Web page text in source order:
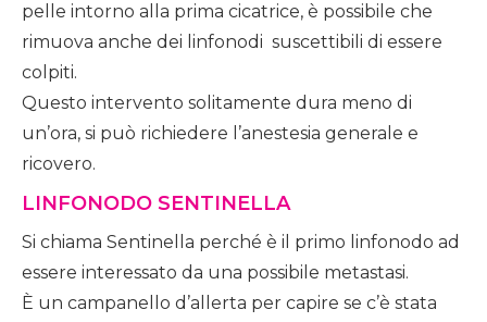
pelle intorno alla prima cicatrice, è possibile che
rimuova anche dei linfonodi suscettibili di essere
colpiti.
Questo intervento solitamente dura meno di
un’ora, si può richiedere l’anestesia generale e
ricovero.
LINFONODO SENTINELLA
Si chiama Sentinella perché è il primo linfonodo ad
essere interessato da una possibile metastasi.
È un campanello d’allerta per capire se c’è stata